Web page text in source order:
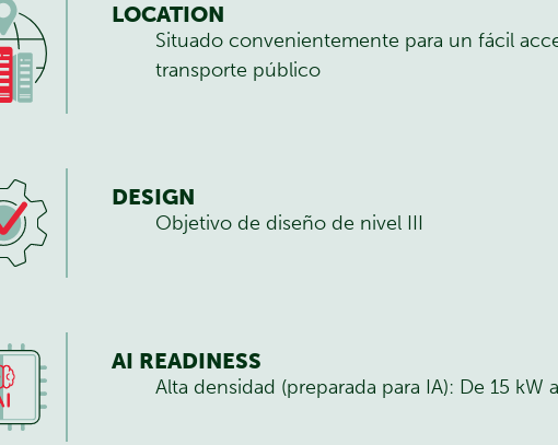
LOCATION
Situado convenientemente para un fácil
transporte público
DESIGN
Objetivo de diseño de nivel III
AI READINESS
Alta densidad (preparada para IA): De 15